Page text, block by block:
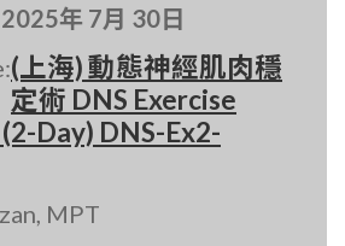
2025年 7月 30日
(上海) 動態神經肌肉穩
定術 DNS Exercise
Day) DNS-Ex2-
MPT